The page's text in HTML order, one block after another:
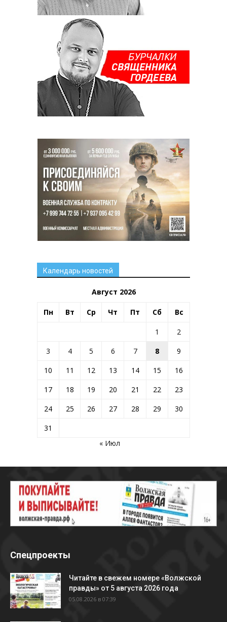
Календарь новостей
Август 2026
Пн Вт Ср Чт Пт Сб Вс
1
2
3
4 5 6 7 8
9
10
11 12 13 14 15
16
17
18 19 20 21 22
23
24
25 26 27 28 29
30
31
« Июл
Спецпроекты
Читайте в свежем номере «Волжской
правды» от 5 августа 2026 года
05.08.2026 в 07:39